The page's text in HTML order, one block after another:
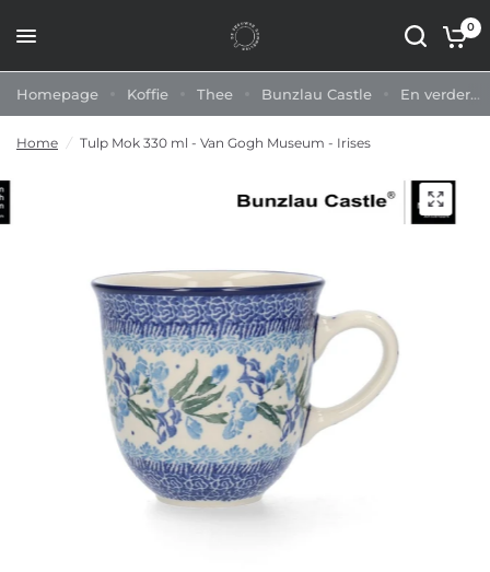
0
Homepage Koffie Thee Bunzlau Castle En verder...
Home / Tulp Mok 330 ml - Van Gogh Museum - Irises